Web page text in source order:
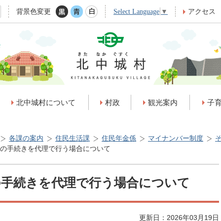
背景色変更 Select Language ▼ アクセス
北中城村について 村政 観光案内 子
各課の案内 住民生活課 住民年金係 マイナンバー制度
手続きを代理で行う場合について
続きを代理で行う場合について
更新日：2026年03月19日